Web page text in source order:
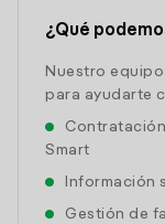
¿Qué
Nuestro
para ayudarte
Smart
Información
Gestión de